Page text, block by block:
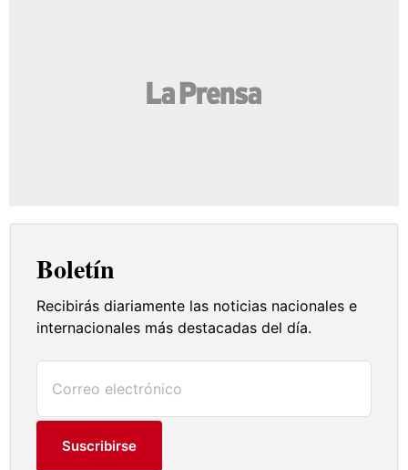
Boletín
Recibirás diariamente las noticias nacionales e
internacionales más destacadas del día.
Suscribirse